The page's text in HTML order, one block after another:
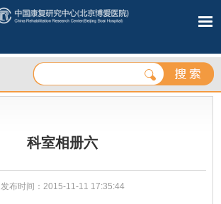
科室相册六
发布时间：2015-11-11 17:35:44